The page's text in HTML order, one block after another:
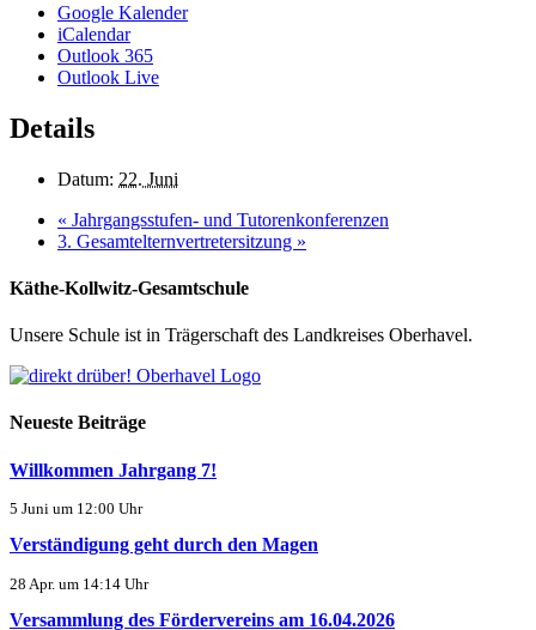
Google Kalender
iCalendar
Outlook 365
Outlook Live
Details
Datum: 22. Juni
« Jahrgangsstufen- und Tutorenkonferenzen
3. Gesamtelternvertretersitzung »
Käthe-Kollwitz-Gesamtschule
Unsere Schule ist in Trägerschaft des Landkreises Oberhavel.
Neueste Beiträge
Willkommen Jahrgang 7!
5 Juni um 12:00 Uhr
Verständigung geht durch den Magen
28 Apr. um 14:14 Uhr
Versammlung des Fördervereins am 16.04.2026